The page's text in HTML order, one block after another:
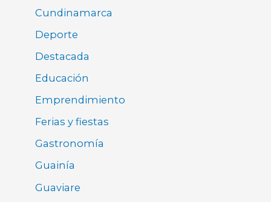
Cundinamarca
Deporte
Destacada
Educación
Emprendimiento
Ferias y fiestas
Gastronomía
Guainía
Guaviare